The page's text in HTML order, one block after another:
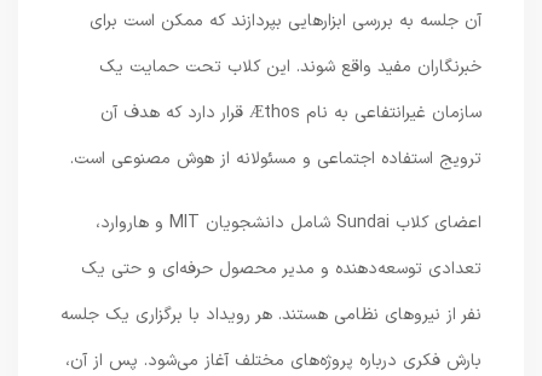
آن جلسه به بررسی ابزارهایی بپردازند که ممکن است برای
خبرنگاران مفید واقع شوند. این کلاب تحت حمایت یک
سازمان غیرانتفاعی به نام Æthos قرار دارد که هدف آن
ترویج استفاده اجتماعی و مسئولانه از هوش مصنوعی است.
اعضای کلاب Sundai شامل دانشجویان MIT و هاروارد،
تعدادی توسعه‌دهنده و مدیر محصول حرفه‌ای و حتی یک
نفر از نیروهای نظامی هستند. هر رویداد با برگزاری یک جلسه
بارش فکری درباره پروژه‌های مختلف آغاز می‌شود. پس از آن،